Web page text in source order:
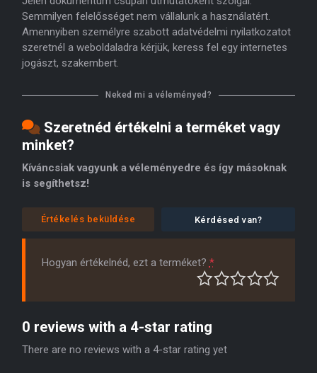
Semmilyen felelősséget nem vállalunk a használatért.
Amennyiben személyre szabott adatvédelmi nyilatkozatot
szeretnél a weboldaladra kérjük, keress fel egy internetes
jogászt, szakembert.
Neked mi a véleményed?
Szeretnéd értékelni a terméket vagy
minket?
Kíváncsiak vagyunk a véleményedre és így másoknak
is segíthetsz!
Értékelés beküldése Kérdésed van?
Hogyan értékelnéd, ezt a terméket? *
0 reviews with a 4-star rating
There are no reviews with a 4-star rating yet